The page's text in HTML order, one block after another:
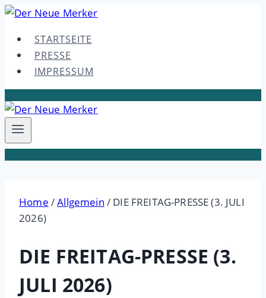
Skip
contentSTARTSEITE
PRESSE
IMPRESSUM
Home /Allgemein / DIE FREITAG-PRESSE (3. JULI
2026)
DIE FREITAG-PRESSE (3.
JULI 2026)